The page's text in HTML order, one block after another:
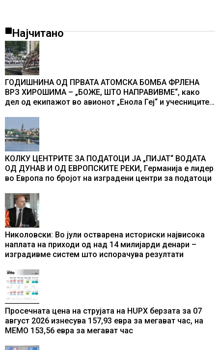
Најчитано
ГОДИШНИНА ОД ПРВАТА АТОМСКА БОМБА ФРЛЕНА
ВРЗ ХИРОШИМА – „БОЖЕ, ШТО НАПРАВИВМЕ“, како
дел од екипажот во авионот „Енола Геј“ и учесниците
промени текот на историјата
КОЛКУ ЦЕНТРИТЕ ЗА ПОДАТОЦИ ЈА „ПИЈАТ“ ВОДАТА
ОД ДУНАВ И ОД ЕВРОПСКИТЕ РЕКИ, Германија е лидер
во Европа по бројот на изградени центри за податоци
Николовски: Во јули остварена историски највисока
наплата на приходи од над 14 милијарди денари –
изградивме систем што испорачува резултати
Просечната цена на струјата на HUPX берзата за 07
август 2026 изнесува 157,93 евра за мегават час, на
МЕМО 153,56 евра за мегават час